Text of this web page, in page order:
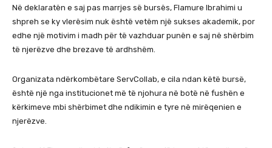
Në deklaratën e saj pas marrjes së bursës, Flamure Ibrahimi u
shpreh se ky vlerësim nuk është vetëm një sukses akademik, por
edhe një motivim i madh për të vazhduar punën e saj në shërbim
të njerëzve dhe brezave të ardhshëm.
Organizata ndërkombëtare ServCollab, e cila ndan këtë bursë,
është një nga institucionet më të njohura në botë në fushën e
kërkimeve mbi shërbimet dhe ndikimin e tyre në mirëqenien e
njerëzve.